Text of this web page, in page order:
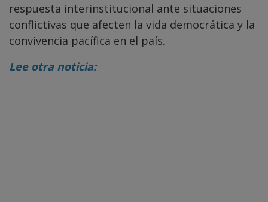
respuesta interinstitucional ante situaciones
conflictivas que afecten la vida democrática y la
convivencia pacífica en el país.
Lee otra noticia: